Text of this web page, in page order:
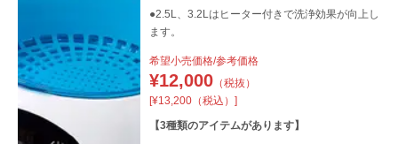
●2.5L、3.2Lはヒーター付きで洗浄効果が向上し
ます。
希望小売価格/参考価格
¥12,000（税抜）
[¥13,200（税込）]
【3種類のアイテムがあります】